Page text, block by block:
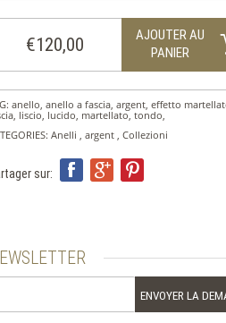
€120,00
AJOUTER AU
PANIER
anello, anello a fascia, argent, effetto
, liscio, lucido, martellato, tondo,
Anelli , argent , Collezioni
sur: